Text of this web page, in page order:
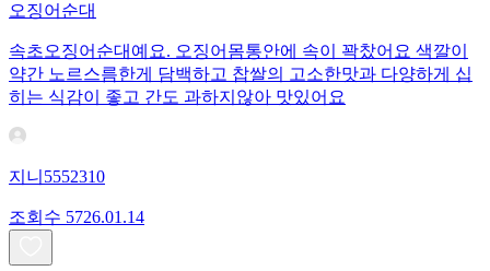
오징어순대
속초오징어순대예요. 오징어몸통안에 속이 꽉찼어요 색깔이
약간 노르스름한게 담백하고 찹쌀의 고소한맛과 다양하게 십
히는 식감이 좋고 간도 과하지않아 맛있어요
지니5552310
조회수 5726.01.14